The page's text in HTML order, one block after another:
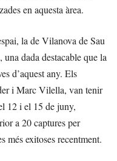
en aquesta àrea.
la de Vilanova de Sau
dada destacable que la
d’aquest any. Els
i Marc Vilella, van tenir
12 i el 15 de juny,
a 20 captures per
més exitoses recentment.